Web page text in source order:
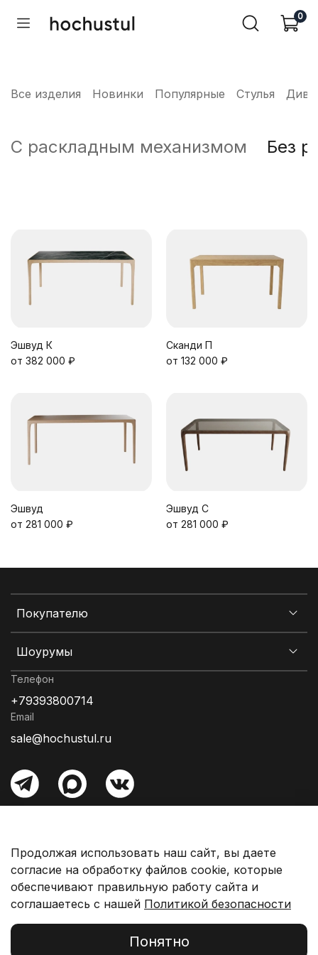
0
Все изделия Новинки Популярные Стулья
С раскладным механизмом Без
Эшвуд К
от 382 000 ₽
Сканди П
от 132 000 ₽
Эшвуд
от 281 000 ₽
Эшвуд С
от 281 000 ₽
Покупателю
Шоурумы
Телефон
+79393800714
Email
sale@hochustul.ru
ИНН: 1685011203
ОГРНИП: 1231600022873
Продолжая использовать наш сайт, вы даете
согласие на обработку файлов cookie, которые
обеспечивают правильную работу сайта и
соглашаетесь с нашей Политикой безопасности
Понятно